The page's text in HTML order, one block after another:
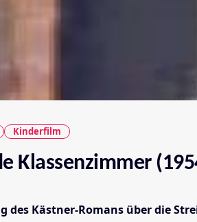
Kinderfilm
Klassenzimmer
des Kästner-Romans über die